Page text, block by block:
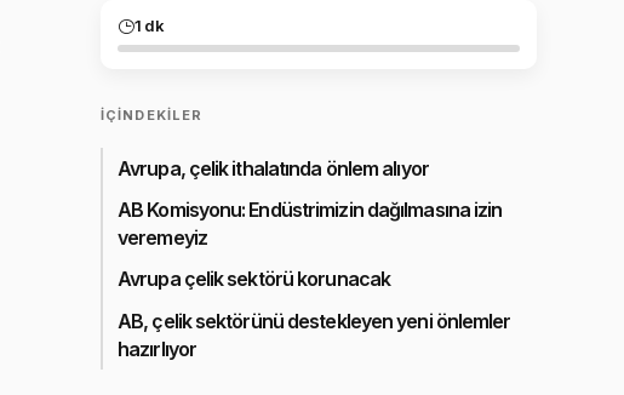
1 dk
İÇINDEKILER
Avrupa, çelik ithalatında önlem alıyor
AB Komisyonu: Endüstrimizin dağılmasına izin
veremeyiz
Avrupa çelik sektörü korunacak
AB, çelik sektörünü destekleyen yeni önlemler
hazırlıyor